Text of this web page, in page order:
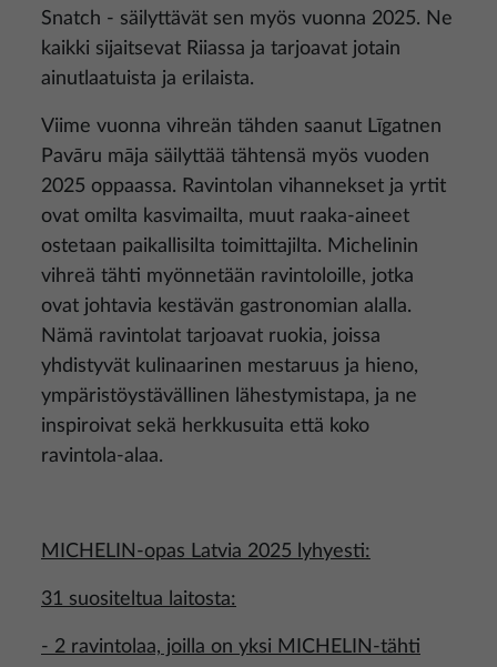
Snatch - säilyttävät sen myös vuonna 2025. Ne
kaikki sijaitsevat Riiassa ja tarjoavat jotain
ainutlaatuista ja erilaista.
Viime vuonna vihreän tähden saanut Līgatnen
Pavāru māja säilyttää tähtensä myös vuoden
2025 oppaassa. Ravintolan vihannekset ja yrtit
ovat omilta kasvimailta, muut raaka-aineet
ostetaan paikallisilta toimittajilta. Michelinin
vihreä tähti myönnetään ravintoloille, jotka
ovat johtavia kestävän gastronomian alalla.
Nämä ravintolat tarjoavat ruokia, joissa
yhdistyvät kulinaarinen mestaruus ja hieno,
ympäristöystävällinen lähestymistapa, ja ne
inspiroivat sekä herkkusuita että koko
ravintola-alaa.
MICHELIN-opas Latvia 2025 lyhyesti:
31 suositeltua laitosta:
- 2 ravintolaa, joilla on yksi MICHELIN-tähti